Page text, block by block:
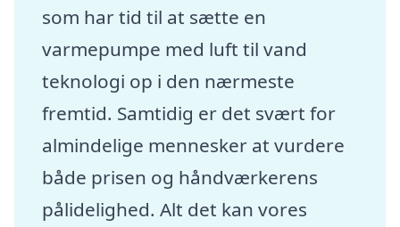
som har tid til at sætte en
varmepumpe med luft til vand
teknologi op i den nærmeste
fremtid. Samtidig er det svært for
almindelige mennesker at vurdere
både prisen og håndværkerens
pålidelighed. Alt det kan vores